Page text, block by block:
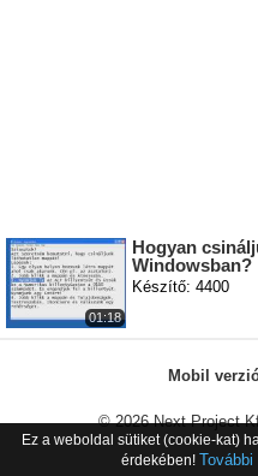
01:18
Hogyan
Windowsban?
Készítő: 4400
Mobil
© 2026 Next Project
Ez a weboldal sütiket (cookie-kat)
érdekében! További